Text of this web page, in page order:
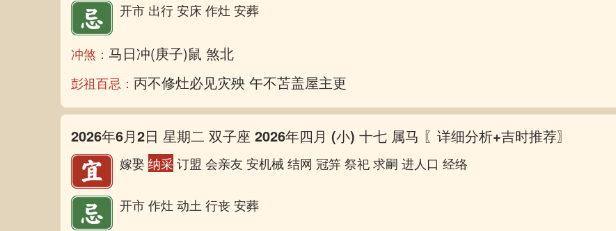
开市 出行 安床 作灶 安葬
冲煞： 马日冲(庚子)鼠 煞北
彭祖百忌： 丙不修灶必见灾殃 午不苫盖屋主更张
2026年6月2日 星期二 双子座 2026年四月 (小) 十七 属马 〖详细分析+吉时推荐〗
嫁娶纳采订盟 会亲友 安机械 结网 冠笄 祭祀 求嗣 进人口 经络
开市 作灶 动土 行丧 安葬